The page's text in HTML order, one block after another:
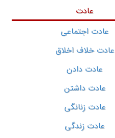
عادت
عادت اجتماعی
عادت خلاف اخلاق
عادت دادن
عادت داشتن
عادت زنانگی
عادت زندگی